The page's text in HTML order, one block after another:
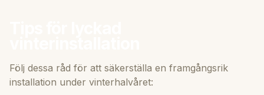
Följ dessa råd för att säkerställa en framgångsrik
installation under vinterhalvåret: